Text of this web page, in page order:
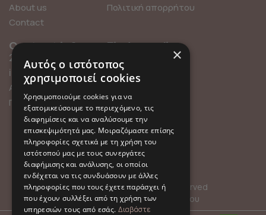
About us
Contact
Πολιτική απορρήτου
Contact info
211 0101119
info@millefleurs.gr
Αγίου Αλεξάνδρου 69,
Παλαιό Φάληρο
Find us online
© 2026 Millefleurs | All rights reserved
Όροι Χρήσης Πολιτική Απορρήτου
×
Αυτός ο ιστότοπος
χρησιμοποιεί cookies
Χρησιμοποιούμε cookies για να
εξατομικεύσουμε το περιεχόμενο, τις
διαφημίσεις και να αναλύσουμε την
επισκεψιμότητά μας. Μοιραζόμαστε επίσης
πληροφορίες σχετικά με τη χρήση του
ιστότοπού μας με τους συνεργάτες
διαφήμισης και ανάλυσης, οι οποίοι
ενδέχεται να τις συνδυάσουν με άλλες
πληροφορίες που τους έχετε παράσχει ή
που έχουν συλλέξει από τη χρήση των
υπηρεσιών τους από εσάς. Διαβάστε